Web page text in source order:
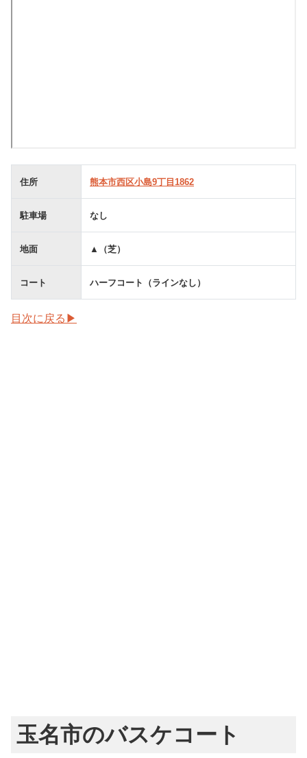
住所 熊本市西区小島9丁目1862
駐車場 なし
地面 ▲（芝）
コート ハーフコート（ラインなし）
目次に戻る▶
玉名市のバスケコート